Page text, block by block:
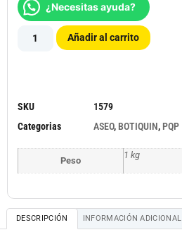
¿Necesitas ayuda?
Añadir al carrito
SKU
1579
Categorias
ASEO, BOTIQUIN, PQP
Peso
1 kg
DESCRIPCIÓN INFORMACIÓN ADICIONAL